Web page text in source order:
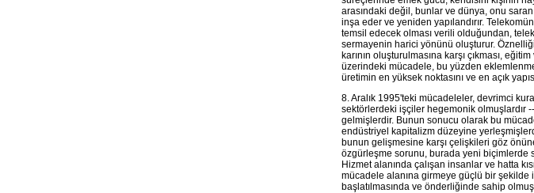
arasındaki değil, bunlar ve dünya, onu
inşa eder ve yeniden yapılandırır.
temsil edecek olması verili olduğundan,
sermayenin harici yönünü oluşturur.
karının oluşturulmasına karşı çıkması,
üzerindeki mücadele, bu yüzden
üretimin en yüksek noktasını ve en açık
8. Aralık 1995'teki mücadeleler, devrimci
sektörlerdeki işçiler hegemonik olmuşlardır
gelmişlerdir. Bunun sonucu olarak bu
endüstriyel kapitalizm düzeyine
bunun gelişmesine karşı çelişkileri göz
özgürleşme sorunu, burada yeni biçimlerde
Hizmet alanında çalışan insanlar ve hatta
mücadele alanına girmeye güçlü bir şekilde
başlatılmasında ve önderliğinde sahip